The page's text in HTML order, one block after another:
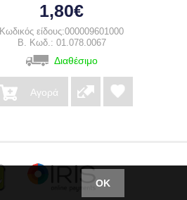
1,80€
Κωδικός είδους:000009601000
B. Κωδ.: 01.078.0067
Διαθέσιμο
Αγορά
ΟΚ